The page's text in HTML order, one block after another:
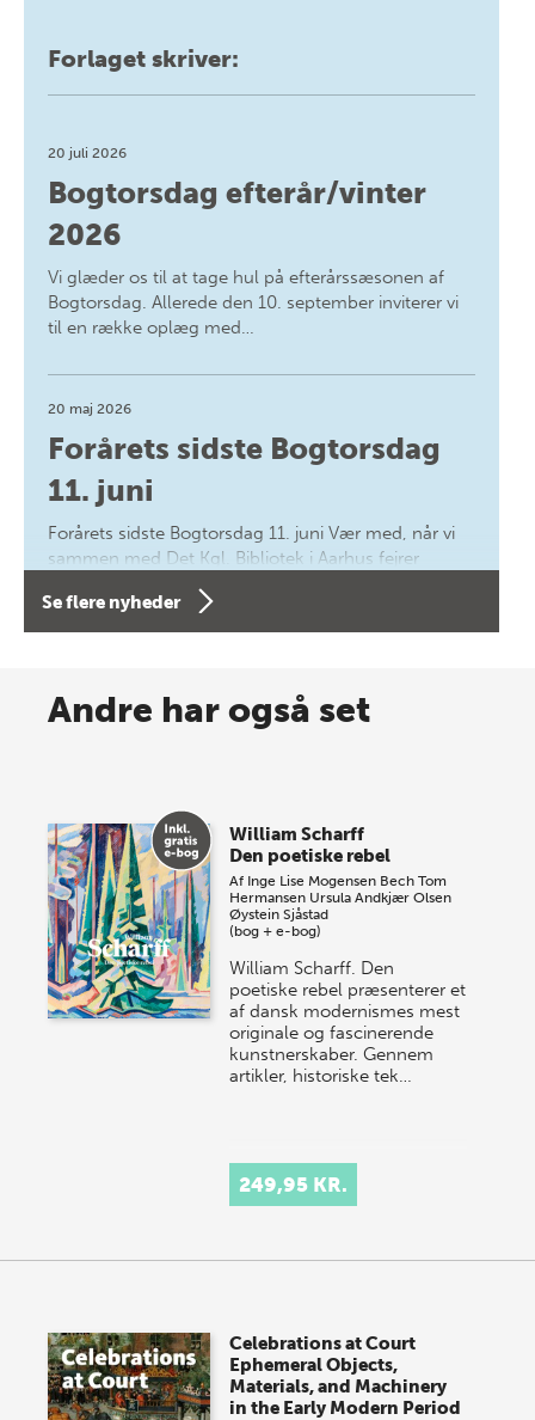
Forlaget skriver:
20 juli 2026
Bogtorsdag efterår/vinter
2026
Vi glæder os til at tage hul på efterårssæsonen af
Bogtorsdag. Allerede den 10. september inviterer vi
til en række oplæg med…
20 maj 2026
Forårets sidste Bogtorsdag
11. juni
Forårets sidste Bogtorsdag 11. juni Vær med, når vi
sammen med Det Kgl. Bibliotek i Aarhus fejrer
forfatterne bag vores nyes…
Spar op til 70% til sommer-
store sommer-lagersalg, så sæt kryds i kalenderen
onsdag den 10. j…
Se flere nyheder
Andre har også set
William Scharff
Den poetiske rebel
Af Inge Lise Mogensen Bech Tom
Hermansen Ursula Andkjær Olsen
Øystein Sjåstad
(bog + e-bog)
William Scharff. Den
poetiske rebel præsenterer et
af dansk modernismes mest
originale og fascinerende
kunstnerskaber. Gennem
artikler, historiske tek…
249,95 KR.
Celebrations at Court
Ephemeral Objects,
Materials, and Machinery
in the Early Modern Period